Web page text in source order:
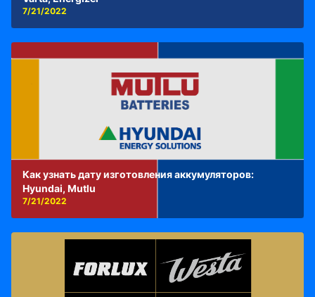
7/21/2022
Как узнать дату изготовления аккумуляторов:
Hyundai, Mutlu
7/21/2022